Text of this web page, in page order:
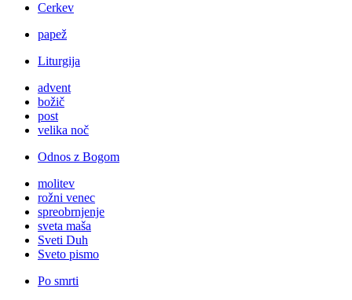
Cerkev
papež
Liturgija
advent
božič
post
velika noč
Odnos z Bogom
molitev
rožni venec
spreobrnjenje
sveta maša
Sveti Duh
Sveto pismo
Po smrti